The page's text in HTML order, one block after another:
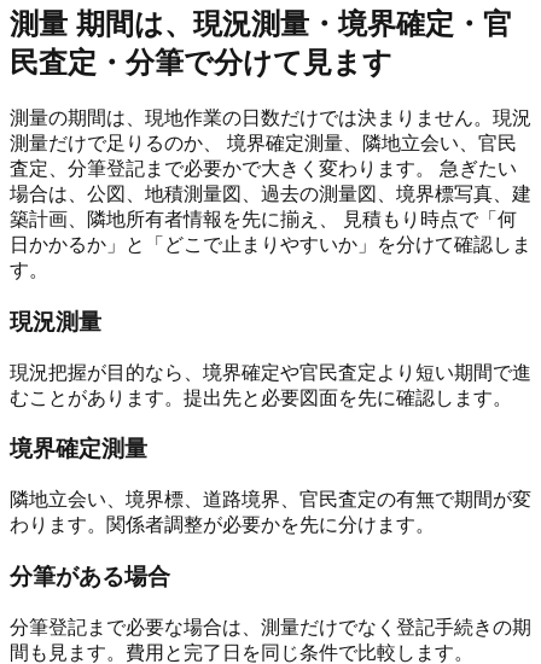
測量 期間は、現況測量・境界確定・官
民査定・分筆で分けて見ます
測量の期間は、現地作業の日数だけでは決まりません。現況
測量だけで足りるのか、 境界確定測量、隣地立会い、官民
査定、分筆登記まで必要かで大きく変わります。 急ぎたい
場合は、公図、地積測量図、過去の測量図、境界標写真、建
築計画、隣地所有者情報を先に揃え、 見積もり時点で「何
日かかるか」と「どこで止まりやすいか」を分けて確認しま
す。
現況測量
現況把握が目的なら、境界確定や官民査定より短い期間で進
むことがあります。提出先と必要図面を先に確認します。
境界確定測量
隣地立会い、境界標、道路境界、官民査定の有無で期間が変
わります。関係者調整が必要かを先に分けます。
分筆がある場合
分筆登記まで必要な場合は、測量だけでなく登記手続きの期
間も見ます。費用と完了日を同じ条件で比較します。